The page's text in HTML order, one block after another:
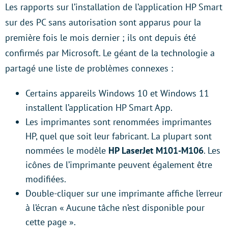
Les rapports sur l’installation de l’application HP Smart
sur des PC sans autorisation sont apparus pour la
première fois le mois dernier ; ils ont depuis été
confirmés par Microsoft. Le géant de la technologie a
partagé une liste de problèmes connexes :
Certains appareils Windows 10 et Windows 11
installent l’application HP Smart App.
Les imprimantes sont renommées imprimantes
HP, quel que soit leur fabricant. La plupart sont
nommées le modèle HP LaserJet M101-M106. Les
icônes de l’imprimante peuvent également être
modifiées.
Double-cliquer sur une imprimante affiche l’erreur
à l’écran « Aucune tâche n’est disponible pour
cette page ».